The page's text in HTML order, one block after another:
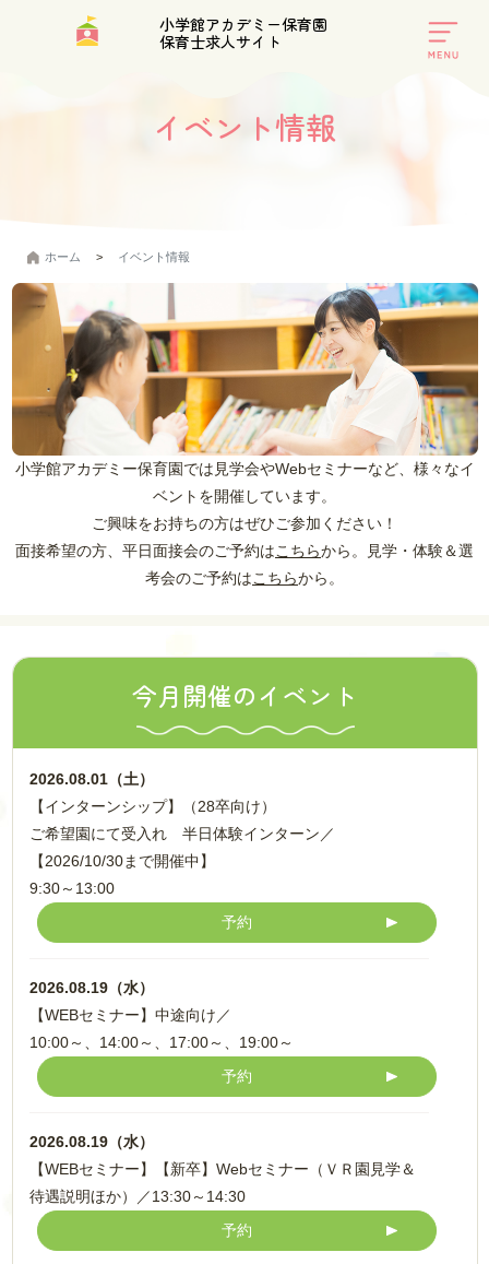
toggle
小学館アカデミー保育園
保育士求人サイト
イベント情報
ホーム イベント情報
小学館アカデミー保育園では見学会やWebセミナーなど、様々なイ
ベントを開催しています。
ご興味をお持ちの方はぜひご参加ください！
面接希望の方、平日面接会のご予約はこちらから。見学・体験＆選
考会のご予約はこちらから。
今月開催のイベント
2026.08.01（土）
【インターンシップ】（28卒向け）
ご希望園にて受入れ 半日体験インターン／
【2026/10/30まで開催中】
9:30～13:00
予約
2026.08.19（水）
【WEBセミナー】中途向け／
10:00～、14:00～、17:00～、19:00～
予約
2026.08.19（水）
【WEBセミナー】【新卒】Webセミナー（ＶＲ園見学＆
待遇説明ほか）／13:30～14:30
予約